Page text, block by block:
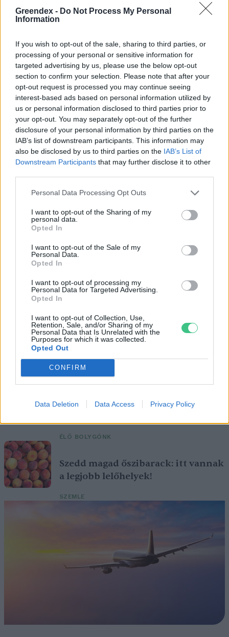
Greendex - Do Not Process My Personal
Information
If you wish to opt-out of the sale, sharing to third parties, or
processing of your personal or sensitive information for
targeted advertising by us, please use the below opt-out
section to confirm your selection. Please note that after your
opt-out request is processed you may continue seeing
interest-based ads based on personal information utilized by
us or personal information disclosed to third parties prior to
your opt-out. You may separately opt-out of the further
disclosure of your personal information by third parties on the
IAB’s list of downstream participants. This information may
also be disclosed by us to third parties on the IAB’s List of
Downstream Participants that may further disclose it to other
Personal Data Processing Opt Outs
I want to opt-out of the Sharing of my
personal data.
Opted In
I want to opt-out of the Sale of my
Personal Data.
Opted In
I want to opt-out of processing my
Personal Data for Targeted Advertising.
Opted In
I want to opt-out of Collection, Use,
Retention, Sale, and/or Sharing of my
Personal Data that Is Unrelated with the
Purposes for which it was collected.
Opted Out
CONFIRM
Data Deletion Data Access Privacy Policy
Cickafark – Az évezredek óta
ismert gyógynövény
Börzsey Barbara 1 perc
Ezt a növényt már az őskorban is ismerték, a népi gyógyászatban
hétvégén a közönséget a 160 éves
ÉLŐ BOLYGÓNK
Szedd magad őszibarack: itt vannak
a legjobb lelőhelyek!
SZEMLE